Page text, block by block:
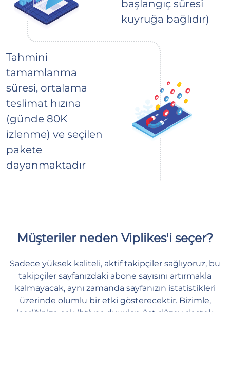
başlangıç süresi
kuyruğa bağlıdır)
Tahmini
tamamlanma
süresi, ortalama
teslimat hızına
(günde 80K
izlenme) ve seçilen
pakete
dayanmaktadır
Müşteriler neden Viplikes'i seçer?
Sadece yüksek kaliteli, aktif takipçiler sağlıyoruz, bu
takipçiler sayfanızdaki abone sayısını artırmakla
kalmayacak, aynı zamanda sayfanızın istatistikleri
üzerinde olumlu bir etki gösterecektir. Bizimle,
içeriğinize çok ihtiyaç duyulan üst düzey destek